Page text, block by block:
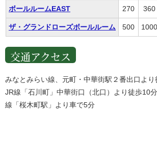
ボールルームEAST 270 360
ザ・グランドローズボールルーム 500 1000
交通アクセス
みなとみらい線、元町・中華街駅２番出口より
JR線「石川町」中華街口（北口）より徒歩10
線「桜木町駅」より車で5分